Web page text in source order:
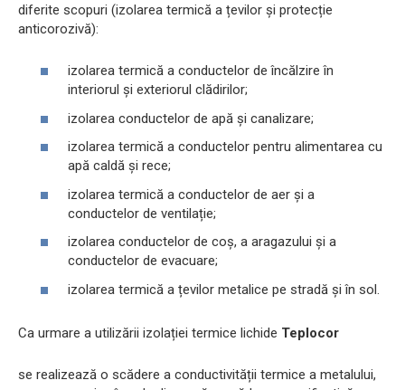
diferite scopuri (izolarea termică a țevilor și protecție
anticorozivă):
izolarea termică a conductelor de încălzire în
interiorul și exteriorul clădirilor;
izolarea conductelor de apă și canalizare;
izolarea termică a conductelor pentru alimentarea cu
apă caldă și rece;
izolarea termică a conductelor de aer și a
conductelor de ventilație;
izolarea conductelor de coș, a aragazului și a
conductelor de evacuare;
izolarea termică a țevilor metalice pe stradă și în sol.
Ca urmare a utilizării izolației termice lichide Teplocor
se realizează o scădere a conductivității termice a metalului,